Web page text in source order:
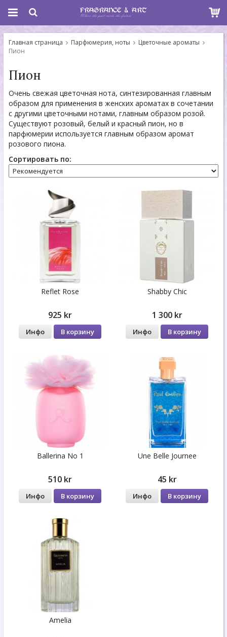
Главная страница Парфюмерия, ноты
Цветочные ароматы
Пион
Пион
Очень свежая цветочная нота, синтезированная главным
образом для применения в женских ароматах в сочетании
с другими цветочными нотами, главным образом розой.
Существуют розовый, белый и красный пион, но в
парфюмерии используется главным образом аромат
розового пиона.
Сортировать по:
Reflet Rose
925 kr
Инфо В корзину
Shabby Chic
1 300 kr
Инфо В корзину
Ballerina No 1
510 kr
Инфо В корзину
Une Belle Journee
45 kr
Инфо В корзину
Amelia